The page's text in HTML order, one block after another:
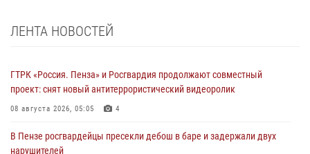
ЛЕНТА НОВОСТЕЙ
ГТРК «Россия. Пенза» и Росгвардия продолжают совместный
проект: снят новый антитеррористический видеоролик
08 августа 2026, 05:05 4
В Пензе росгвардейцы пресекли дебош в баре и задержали двух
нарушителей